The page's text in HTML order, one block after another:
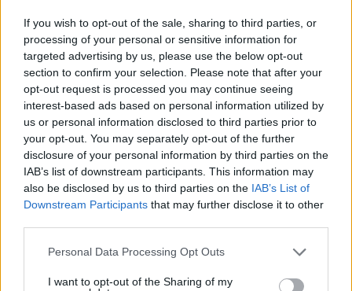
If you wish to opt-out of the sale, sharing to third parties, or
processing of your personal or sensitive information for
targeted advertising by us, please use the below opt-out
section to confirm your selection. Please note that after your
opt-out request is processed you may continue seeing
interest-based ads based on personal information utilized by
us or personal information disclosed to third parties prior to
your opt-out. You may separately opt-out of the further
disclosure of your personal information by third parties on the
IAB’s list of downstream participants. This information may
also be disclosed by us to third parties on the IAB’s List of
Downstream Participants that may further disclose it to other
Please note that this website/app uses one or more Google
not limited to your visit or usage behaviour. You may click to
Personal Data Processing Opt Outs
I want to opt-out of the Sharing of my
παραμένουν σε κατάσταση υψίστης
επιφυλακής, ιδίως στη Ζιρόντ, όπου έχουν γίνει
στάχτη περίπου110.000 στρέμματα δάσους
από την περασμένη Τρίτη. Σήμερα η
θερμοκρασία αναμένεται ότι θα ξεπεράσει
κατά τόπους τους 40 βαθμούς Κελσίου.
An extreme heat wave in Europe has resulted in
some areas. In the UK, residents are bracing for